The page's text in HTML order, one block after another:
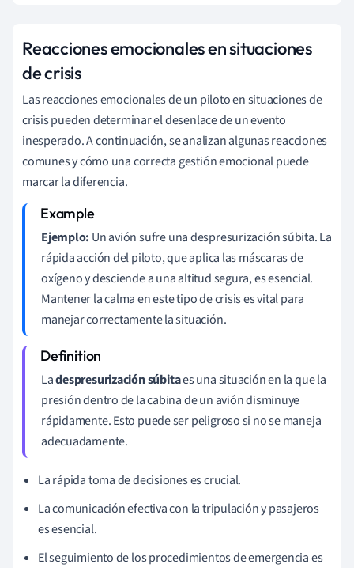
Reacciones emocionales en situaciones
de crisis
Las reacciones emocionales de un piloto en situaciones de
crisis pueden determinar el desenlace de un evento
inesperado. A continuación, se analizan algunas reacciones
comunes y cómo una correcta gestión emocional puede
marcar la diferencia.
Ejemplo: Un avión sufre una despresurización súbita. La
rápida acción del piloto, que aplica las máscaras de
oxígeno y desciende a una altitud segura, es esencial.
Mantener la calma en este tipo de crisis es vital para
manejar correctamente la situación.
Ladespresurización súbitaes una situación en la que la
presión dentro de la cabina de un avión disminuye
rápidamente. Esto puede ser peligroso si no se maneja
adecuadamente.
La rápida toma de decisiones es crucial.
La comunicación efectiva con la tripulación y pasajeros
es esencial.
El seguimiento de los procedimientos de emergencia es